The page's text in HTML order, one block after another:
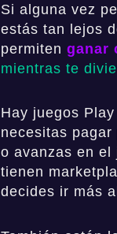
Si alguna vez
estás tan lejos
permiten ganar
mientras te
Hay juegos
necesitas
o avanzas en el
tienen
decides ir más